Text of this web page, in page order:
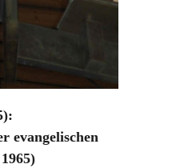
evangelischen